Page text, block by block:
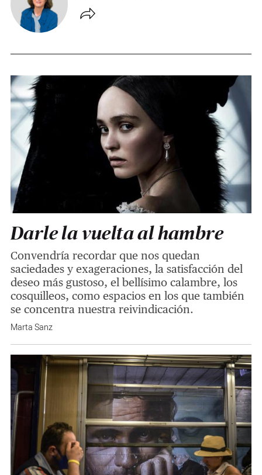
Darle la vuelta al hambre
Convendría recordar que nos quedan
saciedades y exageraciones, la satisfacción del
deseo más gustoso, el bellísimo calambre, los
cosquilleos, como espacios en los que también
se concentra nuestra reivindicación.
Marta Sanz